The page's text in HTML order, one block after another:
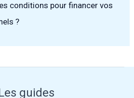
conditions pour financer vos
?
guides